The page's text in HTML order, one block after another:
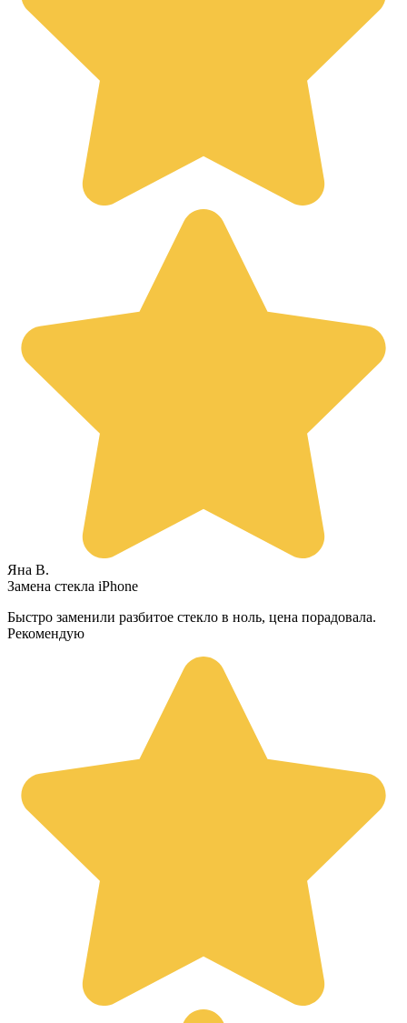
Яна В.
Замена стекла iPhone
Быстро заменили разбитое стекло в ноль, цена порадовала.
Рекомендую